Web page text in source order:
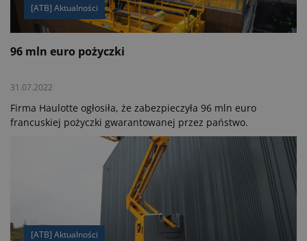
[ATB] Aktualności
96 mln euro pożyczki
31.07.2022
Firma Haulotte ogłosiła, że zabezpieczyła 96 mln euro
francuskiej pożyczki gwarantowanej przez państwo.
[ATB] Aktualności